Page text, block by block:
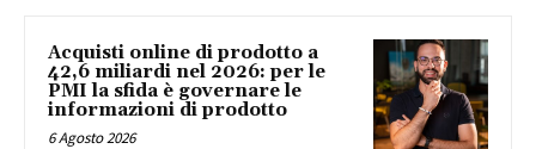
Acquisti online di prodotto a
42,6 miliardi nel 2026: per le
PMI la sfida è governare le
informazioni di prodotto
6 Agosto 2026